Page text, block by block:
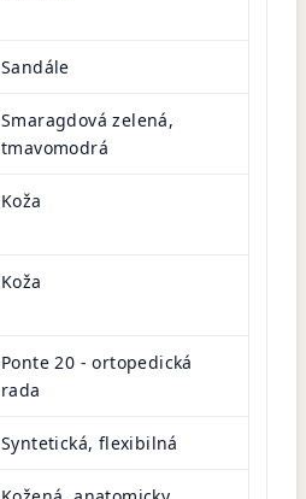
Sandále
Smaragdová zelená,
tmavomodrá
Koža
Koža
Ponte 20 - ortopedická
rada
Syntetická, flexibilná